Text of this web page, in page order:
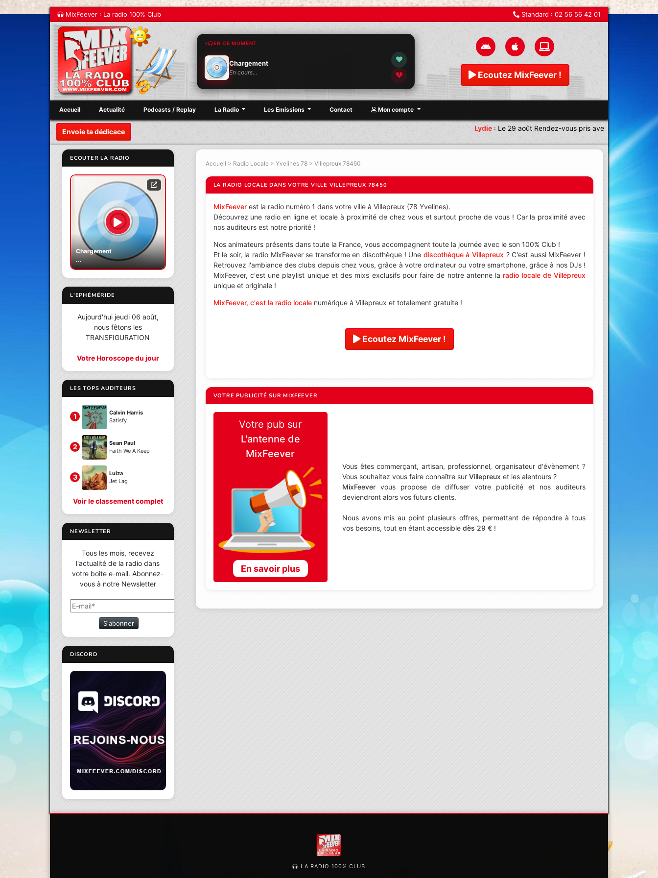
MixFeever : La radio 100% Club Standard : 02 56 56 42 01
EN CE MOMENT
Chargement
En cours… Ecoutez MixFeever !
Accueil Actualité Podcasts / Replay La Radio Les Emissions Contact Mon compte
Envoie ta dédicace Lydie:Le 29 août Rendez-vous pris avec une équipe
ECOUTER LA RADIO
Chargement
...
L'EPHÉMÉRIDE
Aujourd'hui jeudi 06 août,
nous fêtons les
TRANSFIGURATION
Votre Horoscope du jour
LES TOPS AUDITEURS
1
Calvin Harris
Satisfy
2
Sean Paul
Faith We A Keep
3
Luiza
Jet Lag
Voir le classement complet
NEWSLETTER
Tous les mois, recevez
l'actualité de la radio dans
votre boite e-mail. Abonnez-
vous à notre Newsletter
S'abonner
DISCORD
Accueil > Radio Locale> Yvelines 78> Villepreux 78450
LA RADIO LOCALE DANS VOTRE VILLE VILLEPREUX 78450
MixFeeverest la radio numéro 1 dans votre ville à Villepreux (78 Yvelines).
Découvrez une radio en ligne et locale à proximité de chez vous et surtout proche de vous ! Car la proximité avec
nos auditeurs est notre priorité !
Nos animateurs présents dans toute la France, vous accompagnent toute la journée avec le son 100% Club !
Et le soir, la radio MixFeever se transforme en discothèque ! Une discothèque à Villepreux ? C'est aussi MixFeever !
Retrouvez l'ambiance des clubs depuis chez vous, grâce à votre ordinateur ou votre smartphone, grâce à nos DJs !
MixFeever, c'est une playlist unique et des mixs exclusifs pour faire de notre antenne la radio locale de Villepreux
unique et originale !
MixFeever, c'est la radio localenumérique à Villepreux et totalement gratuite !
Ecoutez MixFeever !
VOTRE PUBLICITÉ SUR MIXFEEVER
Votre pub sur
L'antenne de
MixFeever
En savoir plus
Vous êtes commerçant, artisan, professionnel, organisateur d'évènement ?
Vous souhaitez vous faire connaître surVillepreux et les alentours ?
MixFeever vous propose de diffuser votre publicité et nos auditeurs
deviendront alors vos futurs clients.
Nous avons mis au point plusieurs offres, permettant de répondre à tous
vos besoins, tout en étant accessibledès 29 € !
LA RADIO 100% CLUB